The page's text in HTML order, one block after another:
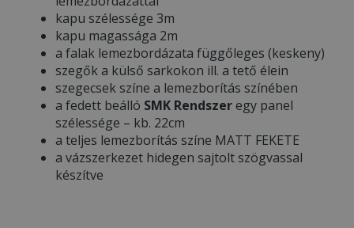
kapu szélessége 3m
kapu magassága 2m
a falak lemezbordázata függőleges (keskeny)
szegők a külső sarkokon ill. a tető élein
szegecsek színe a lemezborítás színében
a fedett beálló SMK Rendszeregy panel
szélessége – kb. 22cm
a teljes lemezborítás színe MATT FEKETE
a vázszerkezet hidegen sajtolt szögvassal
készítve